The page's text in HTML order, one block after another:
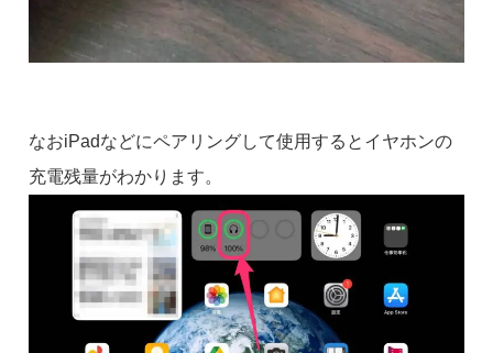
なおiPadなどにペアリングして使用するとイヤホンの
充電残量がわかります。